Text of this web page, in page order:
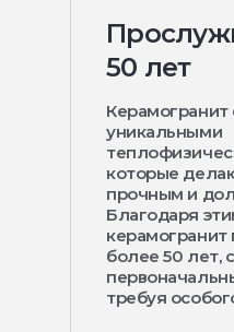
50 лет
Керамогранит
уникальными
которые
прочным и
Благодаря
более 50 лет,
требуя